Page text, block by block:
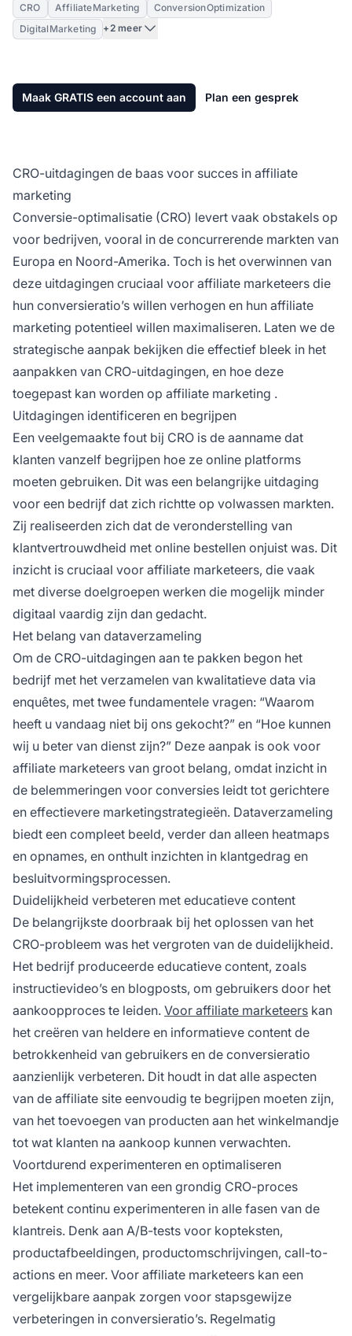
CRO AffiliateMarketing
ConversionOptimization
DigitalMarketing
+2 meer
Maak GRATIS een account aan Plan een gesprek
CRO-uitdagingen de baas voor succes in affiliate
marketing
Conversie-optimalisatie (CRO) levert vaak obstakels op
voor bedrijven, vooral in de concurrerende markten van
Europa en Noord-Amerika. Toch is het overwinnen van
deze uitdagingen cruciaal voor affiliate marketeers die
hun conversieratio’s willen verhogen en hun affiliate
marketing potentieel willen maximaliseren. Laten we de
strategische aanpak bekijken die effectief bleek in het
aanpakken van CRO-uitdagingen, en hoe deze
toegepast kan worden op affiliate marketing .
Uitdagingen identificeren en begrijpen
Een veelgemaakte fout bij CRO is de aanname dat
klanten vanzelf begrijpen hoe ze online platforms
moeten gebruiken. Dit was een belangrijke uitdaging
voor een bedrijf dat zich richtte op volwassen markten.
Zij realiseerden zich dat de veronderstelling van
klantvertrouwdheid met online bestellen onjuist was. Dit
inzicht is cruciaal voor affiliate marketeers, die vaak
met diverse doelgroepen werken die mogelijk minder
digitaal vaardig zijn dan gedacht.
Het belang van dataverzameling
Om de CRO-uitdagingen aan te pakken begon het
bedrijf met het verzamelen van kwalitatieve data via
enquêtes, met twee fundamentele vragen: “Waarom
heeft u vandaag niet bij ons gekocht?” en “Hoe kunnen
wij u beter van dienst zijn?” Deze aanpak is ook voor
affiliate marketeers van groot belang, omdat inzicht in
de belemmeringen voor conversies leidt tot gerichtere
en effectievere marketingstrategieën. Dataverzameling
biedt een compleet beeld, verder dan alleen heatmaps
en opnames, en onthult inzichten in klantgedrag en
besluitvormingsprocessen.
Duidelijkheid verbeteren met educatieve content
De belangrijkste doorbraak bij het oplossen van het
CRO-probleem was het vergroten van de duidelijkheid.
Het bedrijf produceerde educatieve content, zoals
instructievideo’s en blogposts, om gebruikers door het
aankoopproces te leiden. Voor affiliate marketeers kan
het creëren van heldere en informatieve content de
betrokkenheid van gebruikers en de conversieratio
aanzienlijk verbeteren. Dit houdt in dat alle aspecten
van de affiliate site eenvoudig te begrijpen moeten zijn,
van het toevoegen van producten aan het winkelmandje
tot wat klanten na aankoop kunnen verwachten.
Voortdurend experimenteren en optimaliseren
Het implementeren van een grondig CRO-proces
betekent continu experimenteren in alle fasen van de
klantreis. Denk aan A/B-tests voor kopteksten,
productafbeeldingen, productomschrijvingen, call-to-
actions en meer. Voor affiliate marketeers kan een
vergelijkbare aanpak zorgen voor stapsgewijze
verbeteringen in conversieratio’s. Regelmatig